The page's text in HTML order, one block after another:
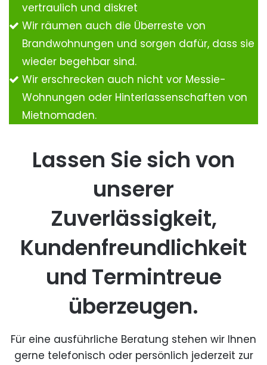
vertraulich und diskret
Wir räumen auch die Überreste von
Brandwohnungen und sorgen dafür, dass sie
wieder begehbar sind.
Wir erschrecken auch nicht vor Messie-
Wohnungen oder Hinterlassenschaften von
Mietnomaden.
Lassen Sie sich von
unserer
Zuverlässigkeit,
Kundenfreundlichkeit
und Termintreue
überzeugen.
Für eine ausführliche Beratung stehen wir Ihnen
gerne telefonisch oder persönlich jederzeit zur